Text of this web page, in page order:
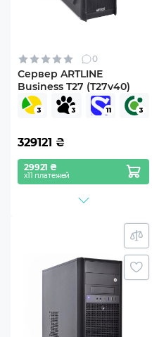
0
Сервер ARTLINE
Business T27 (T27v40)
329121 ₴
29921 ₴
х11 платежей